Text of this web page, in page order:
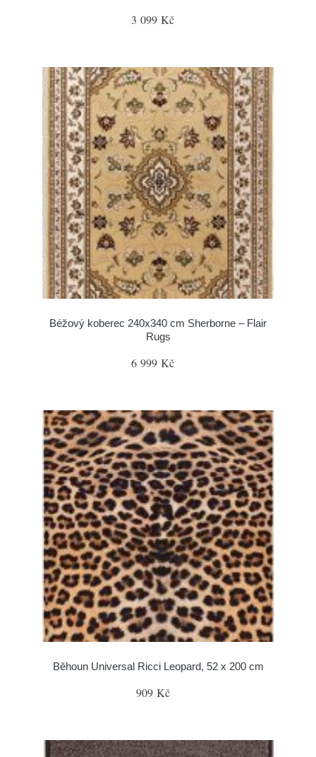
3 099 Kč
Béžový koberec 240x340 cm Sherborne – Flair
Rugs
6 999 Kč
Běhoun Universal Ricci Leopard, 52 x 200 cm
909 Kč